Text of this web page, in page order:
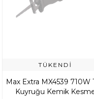
TÜKENDI
Max Extra MX4539 710W
Kuyruğu Kemik